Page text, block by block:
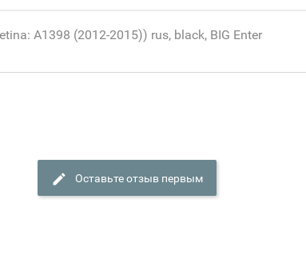
A1398 (2012-2015)) rus, black, BIG Enter
Оставьте отзыв первым